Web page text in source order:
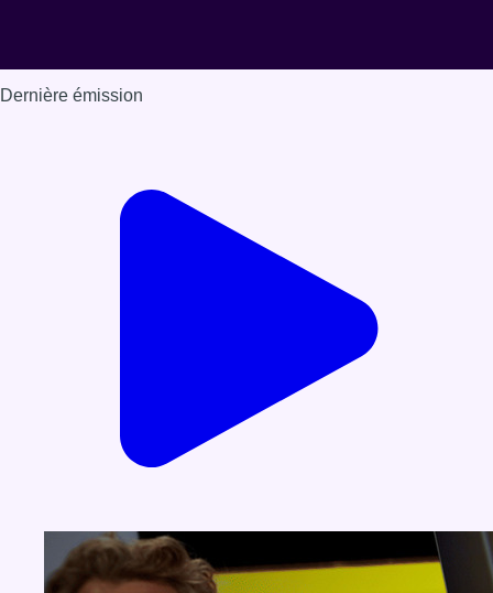
Dernière émission